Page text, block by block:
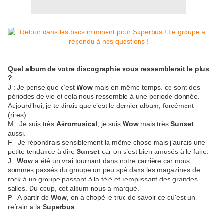
Quel album de votre discographie vous ressemblerait le plus
?
J : Je pense que c’est Wow mais en même temps, ce sont des
périodes de vie et cela nous ressemble à une période donnée.
Aujourd’hui, je te dirais que c’est le dernier album, forcément
(rires).
M : Je suis très Aéromusical , je suis Wow mais très Sunset
aussi.
F : Je répondrais sensiblement la même chose mais j’aurais une
petite tendance à dire Sunset car on s’est bien amusés à le faire.
J : Wow a été un vrai tournant dans notre carrière car nous
sommes passés du groupe un peu spé dans les magazines de
rock à un groupe passant à la télé et remplissant des grandes
salles. Du coup, cet album nous a marqué.
P : A partir de Wow , on a chopé le truc de savoir ce qu’est un
refrain à la Superbus